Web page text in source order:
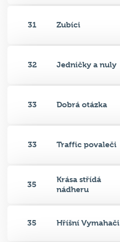
31 Zubíci
32 Jedničky a nuly
33 Dobrá otázka
33 Traffic povaleči
35
Krása střídá
nádheru
35 Hříšní Vymahači